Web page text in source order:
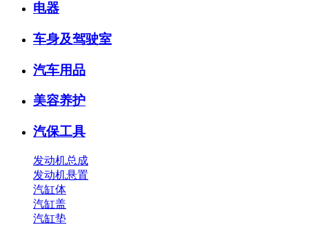
电器
车身及驾驶室
汽车用品
美容养护
汽保工具
发动机总成
发动机悬置
汽缸体
汽缸盖
汽缸垫